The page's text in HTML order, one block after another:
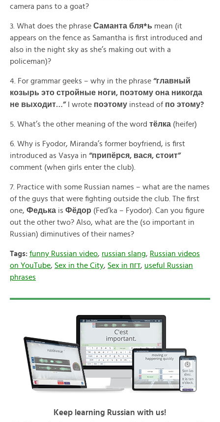
camera pans to a goat?
3. What does the phrase Саманта бля*ь mean (it
appears on the fence as Samantha is first introduced and
also in the night sky as she’s making out with a
policeman)?
4. For grammar geeks – why in the phrase “главный
козырь это стройные ноги, поэтому она никогда
не выходит…”I wrote поэтому instead of по этому?
5. What’s the other meaning of the word тёлка (heifer)
6. Why is Fyodor, Miranda’s former boyfriend, is first
introduced as Vasya in “припёрся, вася, стоит”
comment (when girls enter the club).
7. Practice with some Russian names – what are the names
of the guys that were fighting outside the club. The first
one, Федька is Фёдор (Fed’ka – Fyodor). Can you figure
out the other two? Also, what are the (so important in
Russian) diminutives of their names?
Tags: funny Russian video, russian slang, Russian videos
on YouTube, Sex in the City, Sex in пгт, useful Russian
phrases
Keep learning Russian with us!